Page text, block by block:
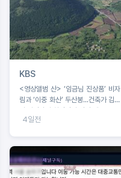
KBS
<영상앨범 산> ‘임금님 진상품’ 비자
림과 ‘이중 화산’ 두산봉...건축가 김호
4일전